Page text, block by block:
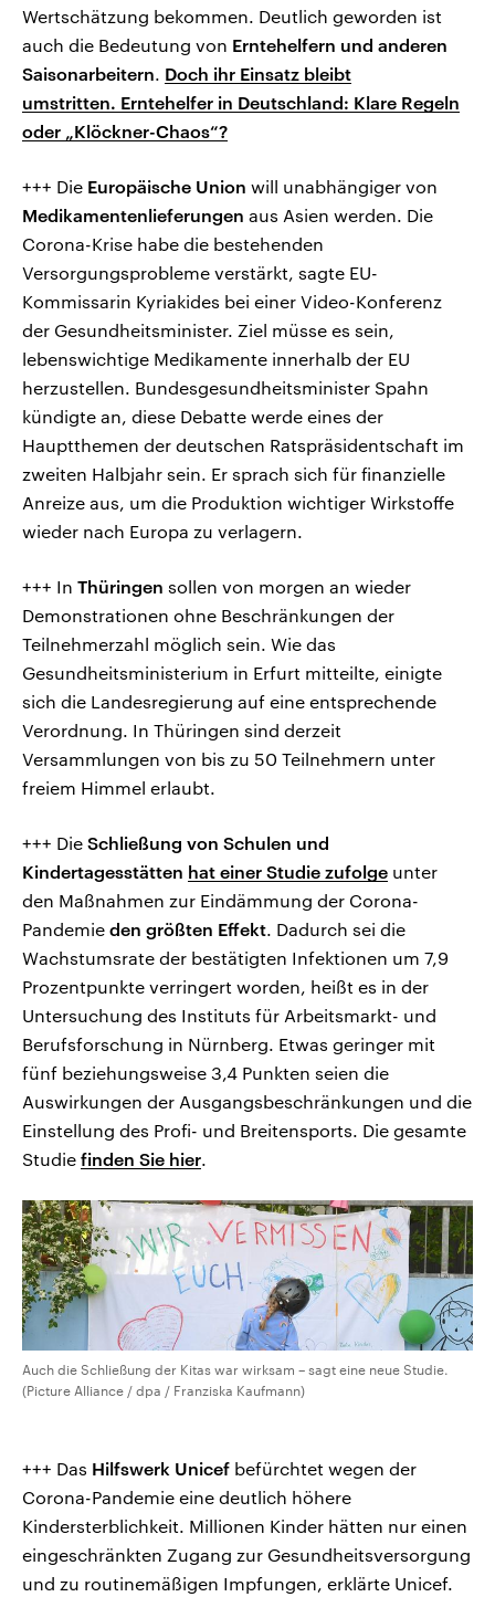
Wertschätzung bekommen. Deutlich geworden ist
auch die Bedeutung von Erntehelfern und anderen
Saisonarbeitern. Doch ihr Einsatz bleibt
umstritten. Erntehelfer in Deutschland: Klare Regeln
oder „Klöckner-Chaos“?
+++ Die Europäische Union will unabhängiger von
Medikamentenlieferungen aus Asien werden. Die
Corona-Krise habe die bestehenden
Versorgungsprobleme verstärkt, sagte EU-
Kommissarin Kyriakides bei einer Video-Konferenz
der Gesundheitsminister. Ziel müsse es sein,
lebenswichtige Medikamente innerhalb der EU
herzustellen. Bundesgesundheitsminister Spahn
kündigte an, diese Debatte werde eines der
Hauptthemen der deutschen Ratspräsidentschaft im
zweiten Halbjahr sein. Er sprach sich für finanzielle
Anreize aus, um die Produktion wichtiger Wirkstoffe
wieder nach Europa zu verlagern.
+++ In Thüringen sollen von morgen an wieder
Demonstrationen ohne Beschränkungen der
Teilnehmerzahl möglich sein. Wie das
Gesundheitsministerium in Erfurt mitteilte, einigte
sich die Landesregierung auf eine entsprechende
Verordnung. In Thüringen sind derzeit
Versammlungen von bis zu 50 Teilnehmern unter
freiem Himmel erlaubt.
+++ Die Schließung von Schulen und
Kindertagesstätten hat einer Studie zufolge unter
den Maßnahmen zur Eindämmung der Corona-
Pandemie den größten Effekt. Dadurch sei die
Wachstumsrate der bestätigten Infektionen um 7,9
Prozentpunkte verringert worden, heißt es in der
Untersuchung des Instituts für Arbeitsmarkt- und
Berufsforschung in Nürnberg. Etwas geringer mit
fünf beziehungsweise 3,4 Punkten seien die
Auswirkungen der Ausgangsbeschränkungen und die
Einstellung des Profi- und Breitensports. Die gesamte
Studie finden Sie hier.
Auch die Schließung der Kitas war wirksam – sagt eine neue Studie.
(Picture Alliance / dpa / Franziska Kaufmann)
+++ Das Hilfswerk Unicef befürchtet wegen der
Corona-Pandemie eine deutlich höhere
Kindersterblichkeit. Millionen Kinder hätten nur einen
eingeschränkten Zugang zur Gesundheitsversorgung
und zu routinemäßigen Impfungen, erklärte Unicef.